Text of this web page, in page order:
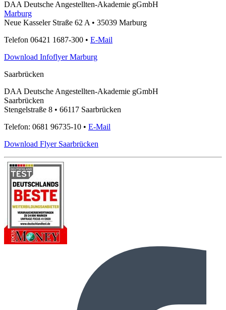
DAA Deutsche Angestellten-Akademie gGmbH
Marburg
Neue Kasseler Straße 62 A • 35039 Marburg
Telefon 06421 1687-300 • E-Mail
Download Infoflyer Marburg
Saarbrücken
DAA Deutsche Angestellten-Akademie gGmbH
Saarbrücken
Stengelstraße 8 • 66117 Saarbrücken
Telefon: 0681 96735-10 • E-Mail
Download Flyer Saarbrücken